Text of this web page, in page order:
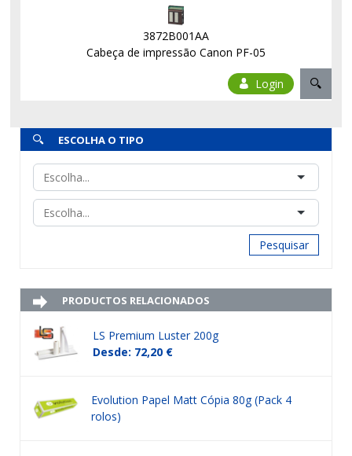
3872B001AA
Cabeça de impressão Canon PF-05
Login
ESCOLHA O TIPO
Pesquisar
PRODUCTOS RELACIONADOS
LS Premium Luster 200g
Desde: 72,20 €
Evolution Papel Matt Cópia 80g (Pack 4
rolos)